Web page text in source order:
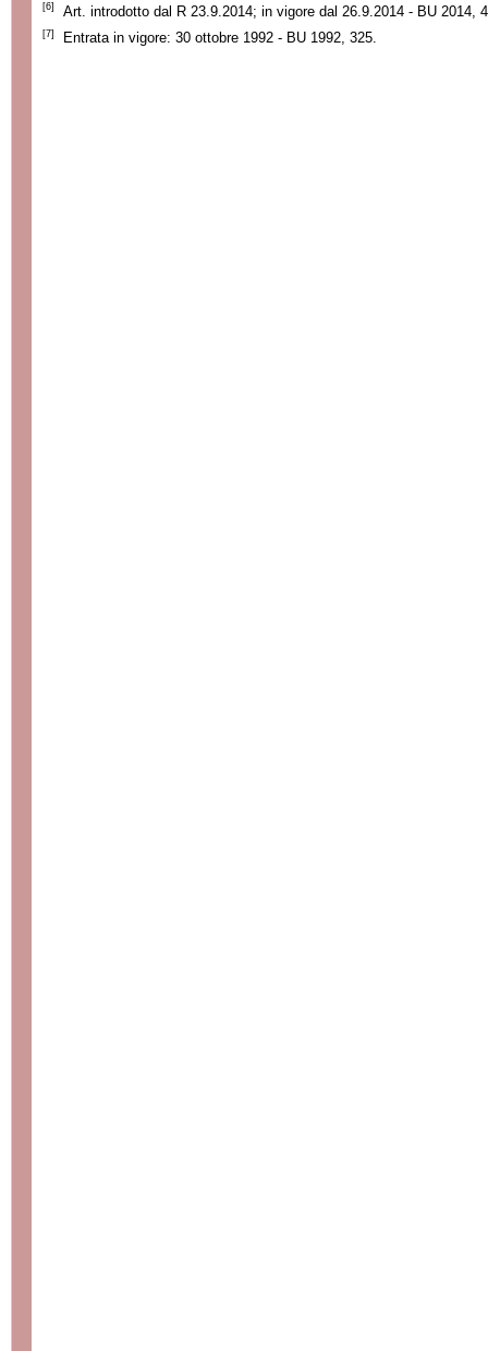
[6] Art. introdotto dal R 23.9.2014; in vigore dal 26.9.2014 - BU 2014,
[7] Entrata in vigore: 30 ottobre 1992 - BU 1992, 325.